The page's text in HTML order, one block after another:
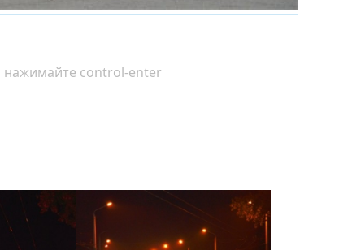
нажимайте control-enter